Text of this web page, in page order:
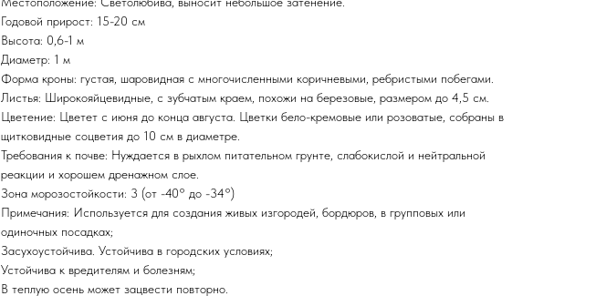
Годовой прирост: 15-20 см
Высота: 0,6-1 м
Диаметр: 1 м
Форма кроны: густая, шаровидная с многочисленными коричневыми, ребристыми побегами.
Листья: Широкояйцевидные, с зубчатым краем, похожи на березовые, размером до 4,5 см.
Цветение: Цветет с июня до конца августа. Цветки бело-кремовые или розоватые, собраны в
щитковидные соцветия до 10 см в диаметре.
Требования к почве: Нуждается в рыхлом питательном грунте, слабокислой и нейтральной
реакции и хорошем дренажном слое.
Зона морозостойкости: 3 (от -40° до -34°)
Примечания: Используется для создания живых изгородей, бордюров, в групповых или
одиночных посадках;
Засухоустойчива. Устойчива в городских условиях;
Устойчива к вредителям и болезням;
В теплую осень может зацвести повторно.